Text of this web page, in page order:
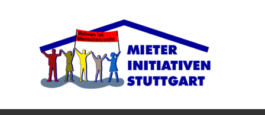
verteidigen